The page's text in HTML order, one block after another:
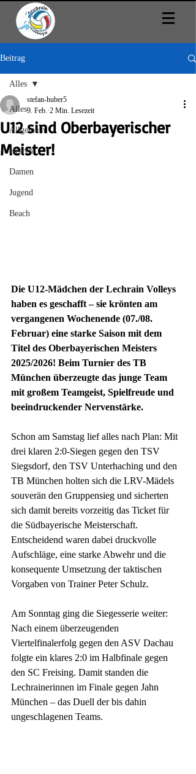
Beitrag
Alles
Allgemein
Herren
Damen
Jugend
Beach
Alles
U12 sind Oberbayerischer
Meister!
stefan-huber5
9. Feb. 2 Min. Lesezeit
Die U12-Mädchen der Lechrain Volleys
haben es geschafft – sie krönten am
vergangenen Wochenende (07./08.
Februar) eine starke Saison mit dem
Titel des Oberbayerischen Meisters
2025/2026! Beim Turnier des TB
München überzeugte das junge Team
mit großem Teamgeist, Spielfreude und
beeindruckender Nervenstärke.
Schon am Samstag lief alles nach Plan: Mit
drei klaren 2:0-Siegen gegen den TSV
Siegsdorf, den TSV Unterhaching und den
TB München holten sich die LRV-Mädels
souverän den Gruppensieg und sicherten
sich damit bereits vorzeitig das Ticket für
die Südbayerische Meisterschaft.
Entscheidend waren dabei druckvolle
Aufschläge, eine starke Abwehr und die
konsequente Umsetzung der taktischen
Vorgaben von Trainer Peter Schulz.
Am Sonntag ging die Siegesserie weiter:
Nach einem überzeugenden
Viertelfinalerfolg gegen den ASV Dachau
folgte ein klares 2:0 im Halbfinale gegen
den SC Freising. Damit standen die
Lechrainerinnen im Finale gegen Jahn
München – das Duell der bis dahin
ungeschlagenen Teams.